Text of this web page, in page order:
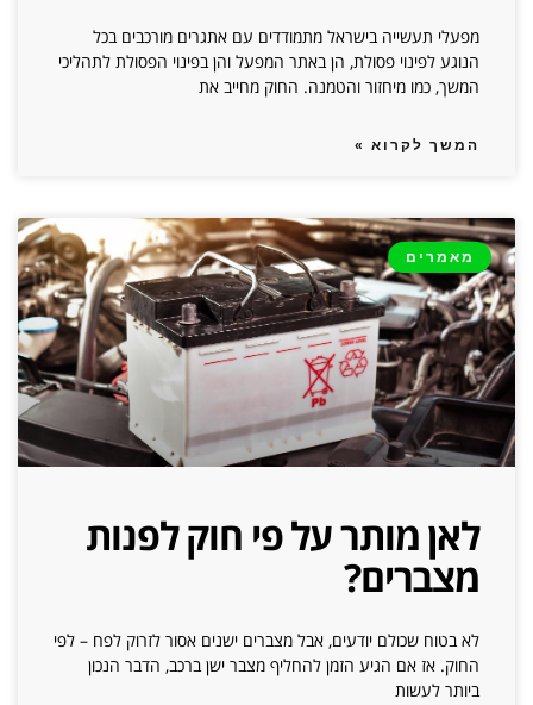
מפעלי תעשייה בישראל מתמודדים עם אתגרים מורכבים בכל
הנוגע לפינוי פסולת, הן באתר המפעל והן בפינוי הפסולת לתהליכי
המשך, כמו מיחזור והטמנה. החוק מחייב את
המשך לקרוא »
מאמרים
לאן מותר על פי חוק לפנות
מצברים?
לא בטוח שכולם יודעים, אבל מצברים ישנים אסור לזרוק לפח – לפי
החוק. אז אם הגיע הזמן להחליף מצבר ישן ברכב, הדבר הנכון
ביותר לעשות